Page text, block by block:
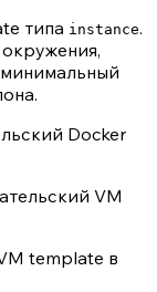
типа instance.
минимальный
Docker
VM
template в